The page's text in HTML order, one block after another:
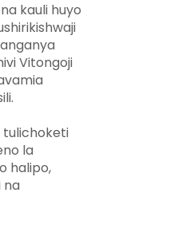
kauli huyo
Vitongoji
tulichoketi
la
halipo,
na